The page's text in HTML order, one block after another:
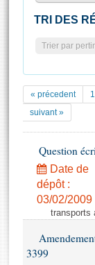
Pétitions
Documents
Projets de loi
Propositions
Amendements
Textes adoptés
Rapports
Rapports
Documents
( Constitution
Histoire
Juniors
Anciennes
Liens vers
La
Les archives
Photos
TRI DES
Trier par
« précedent 1
suivant »
Question
Date de
dépôt :
03/02/2009
transports
3399